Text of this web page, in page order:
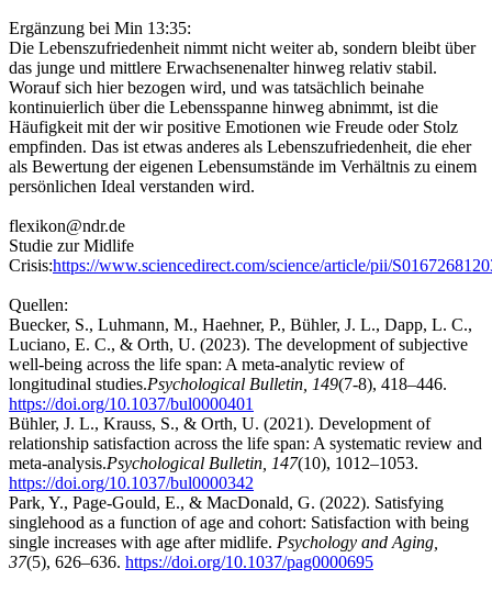
Ergänzung bei Min 13:35:
Die Lebenszufriedenheit nimmt nicht weiter ab, sondern bleibt über
das junge und mittlere Erwachsenenalter hinweg relativ stabil.
Worauf sich hier bezogen wird, und was tatsächlich beinahe
kontinuierlich über die Lebensspanne hinweg abnimmt, ist die
Häufigkeit mit der wir positive Emotionen wie Freude oder Stolz
empfinden. Das ist etwas anderes als Lebenszufriedenheit, die eher
als Bewertung der eigenen Lebensumstände im Verhältnis zu einem
persönlichen Ideal verstanden wird.
flexikon@ndr.de
Studie zur Midlife
Crisis:https://www.sciencedirect.com/science/article/pii/
Quellen:
Buecker, S., Luhmann, M., Haehner, P., Bühler, J. L., Dapp, L. C.,
Luciano, E. C., & Orth, U. (2023). The development of subjective
well-being across the life span: A meta-analytic review of
longitudinal studies.Psychological Bulletin, 149(7-8), 418–446.
https://doi.org/10.1037/bul0000401
Bühler, J. L., Krauss, S., & Orth, U. (2021). Development of
relationship satisfaction across the life span: A systematic review and
meta-analysis.Psychological Bulletin, 147(10), 1012–1053.
https://doi.org/10.1037/bul0000342
Park, Y., Page-Gould, E., & MacDonald, G. (2022). Satisfying
singlehood as a function of age and cohort: Satisfaction with being
single increases with age after midlife. Psychology and Aging,
37(5), 626–636. https://doi.org/10.1037/pag0000695